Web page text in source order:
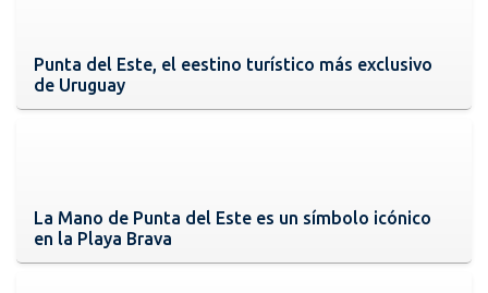
Punta del Este, el eestino turístico más exclusivo
de Uruguay
La Mano de Punta del Este es un símbolo icónico
en la Playa Brava